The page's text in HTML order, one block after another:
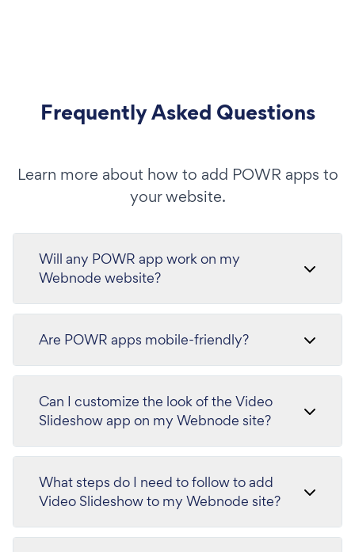
Frequently Asked Questions
Learn more about how to add POWR apps to
your website.
Will any POWR app work on my
Webnode website?
Are POWR apps mobile-friendly?
Can I customize the look of the Video
Slideshow app on my Webnode site?
What steps do I need to follow to add
Video Slideshow to my Webnode site?